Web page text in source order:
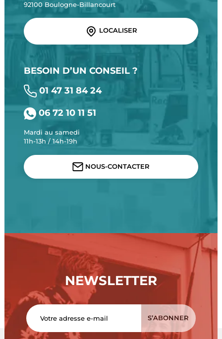
92100 Boulogne-Billancourt
LOCALISER
BESOIN D’UN CONSEIL ?
01 47 31 84 24
06 72 10 11 51
Mardi au samedi
11h-13h / 14h-19h
NOUS-CONTACTER
NEWSLETTER